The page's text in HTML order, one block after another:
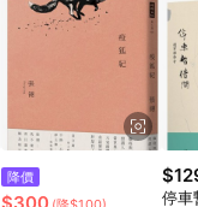
限」)，以同一
LINE購物的回
降價
停車